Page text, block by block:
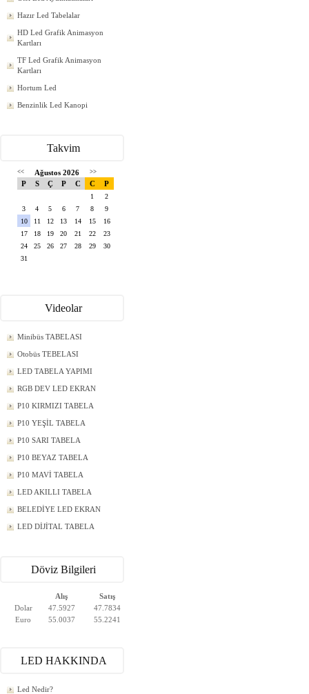
Hazır Led Tabelalar
HD Led Grafik Animasyon
Kartları
TF Led Grafik Animasyon
Kartları
Hortum Led
Benzinlik Led Kanopi
Takvim
<< Ağustos 2026 >>
P S Ç P C C P
1
2
3
4 5 6 7 8
9
10
11 12 13 14 15
16
17
18 19 20 21 22
23
24
25 26 27 28 29
30
31
Videolar
Minibüs TABELASI
Otobüs TEBELASI
LED TABELA YAPIMI
RGB DEV LED EKRAN
P10 KIRMIZI TABELA
P10 YEŞİL TABELA
P10 SARI TABELA
P10 BEYAZ TABELA
P10 MAVİ TABELA
LED AKILLI TABELA
BELEDİYE LED EKRAN
LED DİJİTAL TABELA
Döviz Bilgileri
Alış
Satış
Dolar
47.5927
47.7834
Euro
55.0037 55.2241
LED HAKKINDA
Led Nedir?